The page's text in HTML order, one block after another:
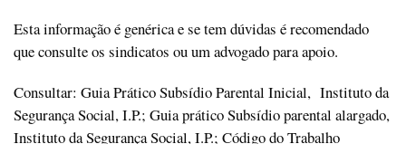
Esta informação é genérica e se tem dúvidas é recomendado
que consulte os sindicatos ou um advogado para apoio.
Consultar: Guia Prático Subsídio Parental Inicial, Instituto da
Segurança Social, I.P.; Guia prático Subsídio parental alargado,
Instituto da Segurança Social, I.P.; Código do Trabalho